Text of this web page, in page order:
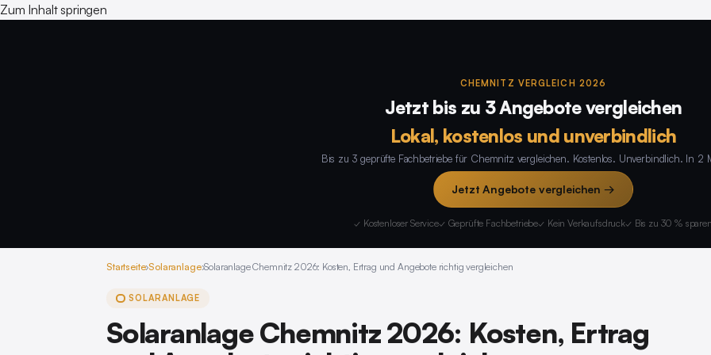
Zum Inhalt springen
CHEMNITZ VERGLEICH 2026
Jetzt bis zu 3 Angebote vergleichen
Lokal, kostenlos und unverbindlich
Bis zu 3 geprüfte Fachbetriebe für Chemnitz vergleichen. Kostenlos. Unverbindlich. In 2
Jetzt Angebote vergleichen →
✓ Kostenloser Service✓ Geprüfte Fachbetriebe✓ Kein Verkaufsdruck✓ Bis zu 30 % sparen
Startseite›Solaranlage›Solaranlage Chemnitz 2026: Kosten, Ertrag und Angebote richtig vergleichen
SOLARANLAGE
Solaranlage Chemnitz 2026: Kosten, Ertrag